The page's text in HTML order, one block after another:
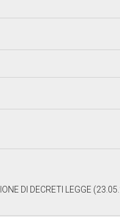
DI DECRETI LEGGE